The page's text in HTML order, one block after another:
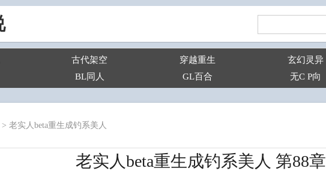
古代架空 穿越重生 玄幻灵异
BL同人 GL百合 无C P向
> 老实人beta重生成钓系美人
老实人beta重生成钓系美人 第88章